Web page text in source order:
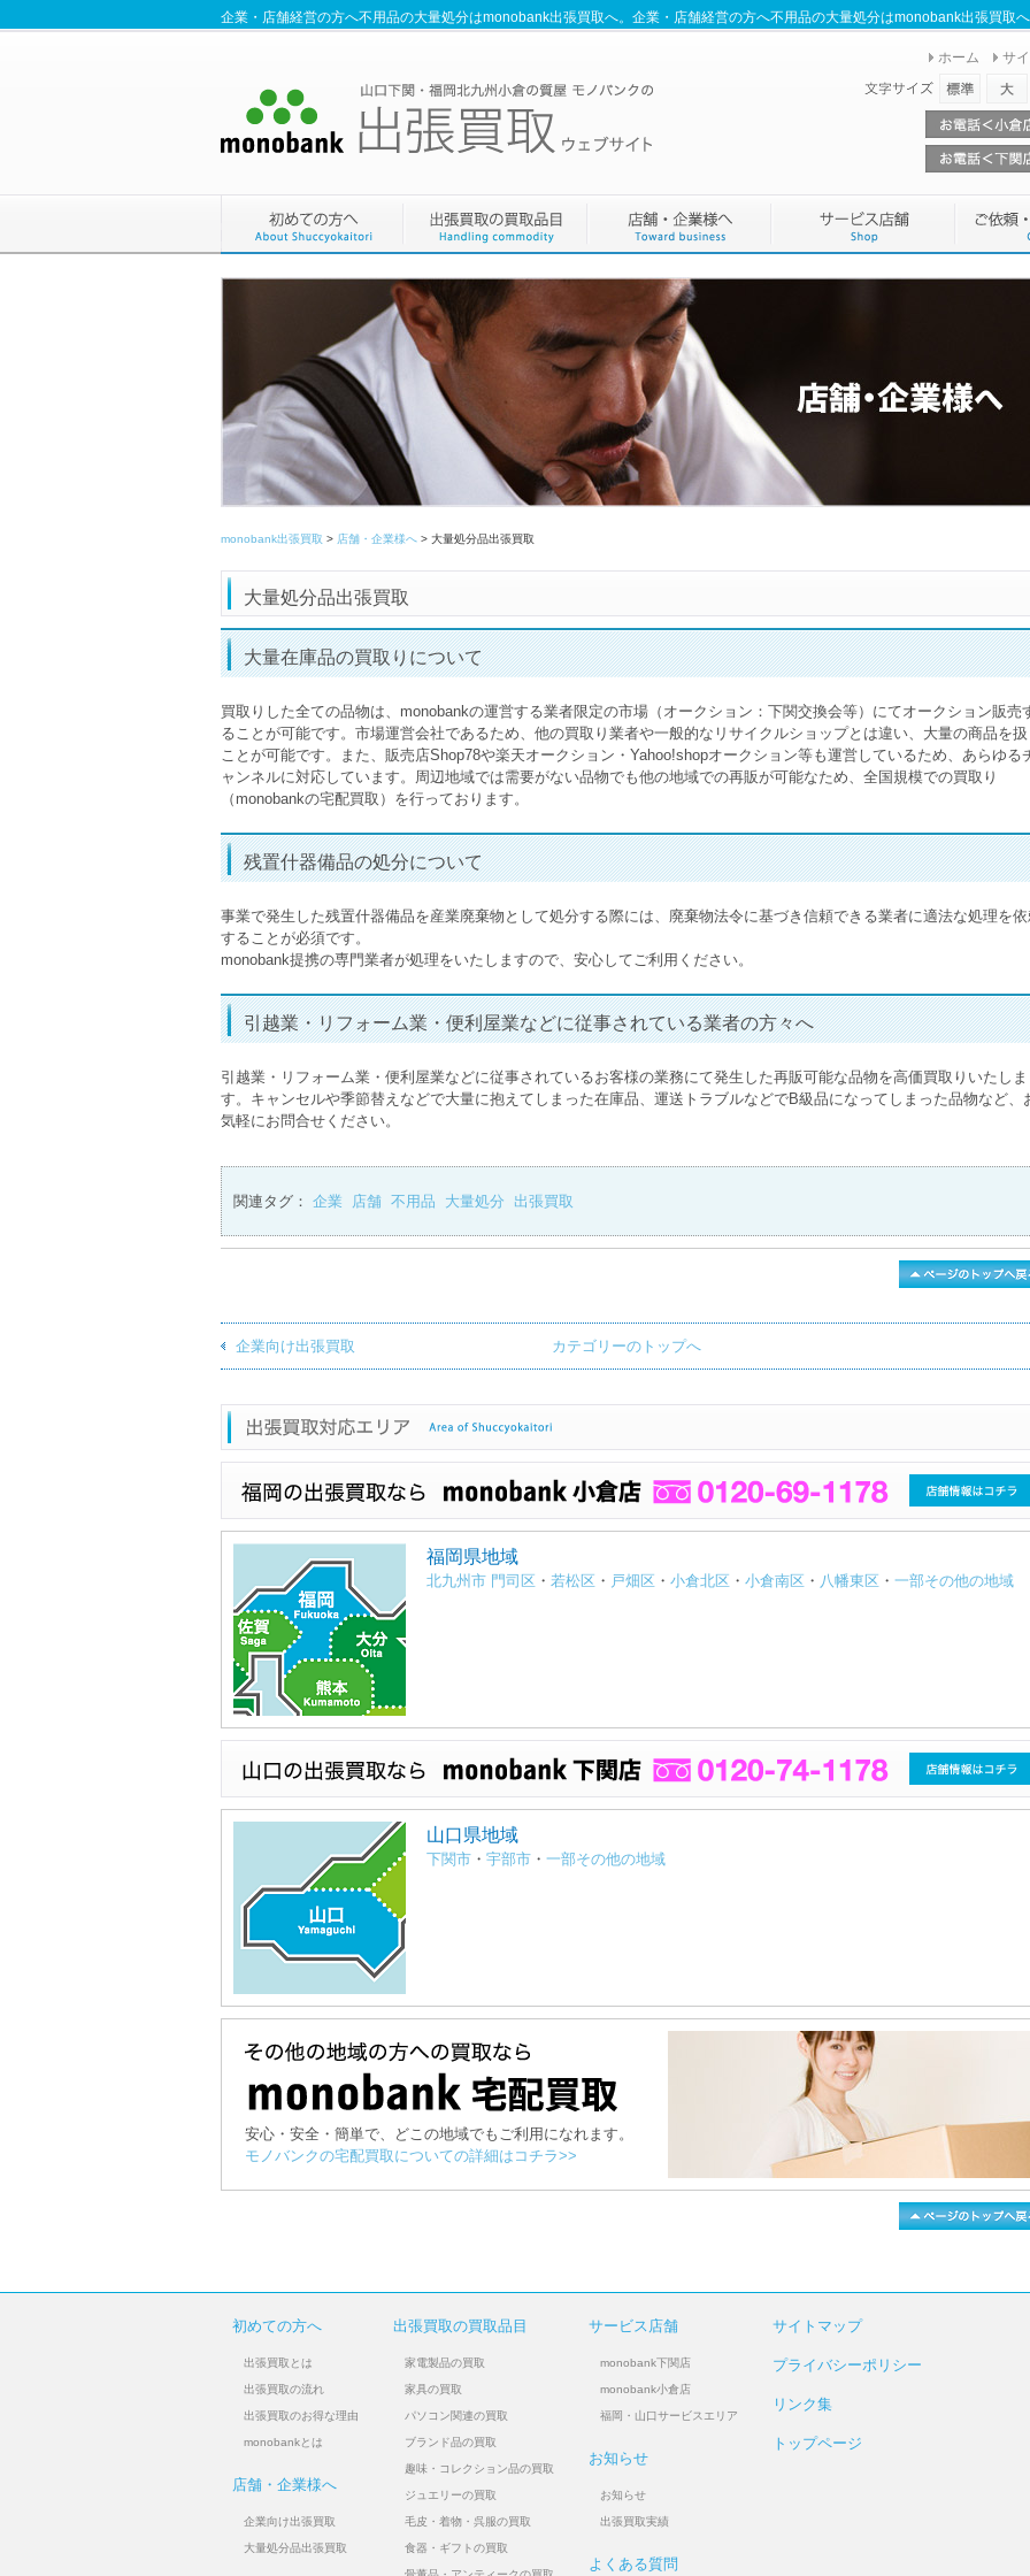
企業・店舗経営の方へ不用品の大量処分はmonobank出張買取へ。企業・店舗経営の方へ不用品の大量処分はmonobank出張買取
サ
ホーム
monobank出張買取 > 店舗・企業様へ > 大量処分品出張買取
大量処分品出張買取
大量在庫品の買取りについて
買取りした全ての品物は、monobankの運営する業者限定の市場（オークション：下関交換会等）にてオークション販売
ることが可能です。市場運営会社であるため、他の買取り業者や一般的なリサイクルショップとは違い、大量の商品を
ことが可能です。また、販売店Shop78や楽天オークション・Yahoo!shopオークション等も運営しているため、あらゆる
ャンネルに対応しています。周辺地域では需要がない品物でも他の地域での再販が可能なため、全国規模での買取り
（monobankの宅配買取）を行っております。
残置什器備品の処分について
事業で発生した残置什器備品を産業廃棄物として処分する際には、廃棄物法令に基づき信頼できる業者に適法な処理を
することが必須です。
monobank提携の専門業者が処理をいたしますので、安心してご利用ください。
引越業・リフォーム業・便利屋業などに従事されている業者の方々へ
引越業・リフォーム業・便利屋業などに従事されているお客様の業務にて発生した再販可能な品物を高価買取りいたしま
す。キャンセルや季節替えなどで大量に抱えてしまった在庫品、運送トラブルなどでB級品になってしまった品物など、
気軽にお問合せください。
関連タグ： 企業 店舗 不用品 大量処分 出張買取
企業向け出張買取 カテゴリーのトップへ
福岡県地域
北九州市 門司区 ・ 若松区 ・ 戸畑区 ・ 小倉北区 ・ 小倉南区 ・ 八幡東区 ・ 一部その他の地域
山口県地域
下関市 ・ 宇部市 ・ 一部その他の地域
安心・安全・簡単で、どこの地域でもご利用になれます。
モノバンクの宅配買取についての詳細はコチラ>>
初めての方へ
出張買取とは
出張買取の流れ
出張買取のお得な理由
monobankとは
店舗・企業様へ
企業向け出張買取
大量処分品出張買取
出張買取の買取品目
家電製品の買取
家具の買取
パソコン関連の買取
ブランド品の買取
趣味・コレクション品の買取
ジュエリーの買取
毛皮・着物・呉服の買取
食器・ギフトの買取
サービス店舗
monobank下関店
monobank小倉店
福岡・山口サービスエリア
お知らせ
お知らせ
出張買取実績
よくある質問
サイトマップ
プライバシーポリシー
リンク集
トップページ